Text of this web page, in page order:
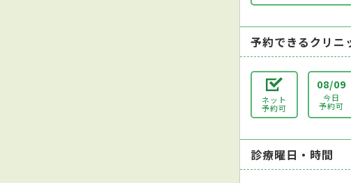
予約できるクリニ
ネット
予約可
08/09
今日
予約可
診療曜日・時間